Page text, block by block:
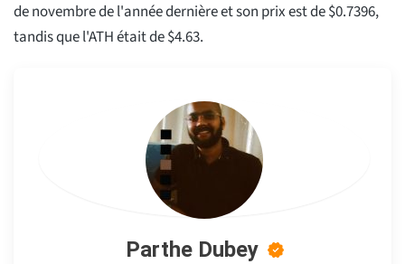
de novembre de l'année dernière et son prix est de $0.7396,
tandis que l'ATH était de $4.63.
Parthe Dubey